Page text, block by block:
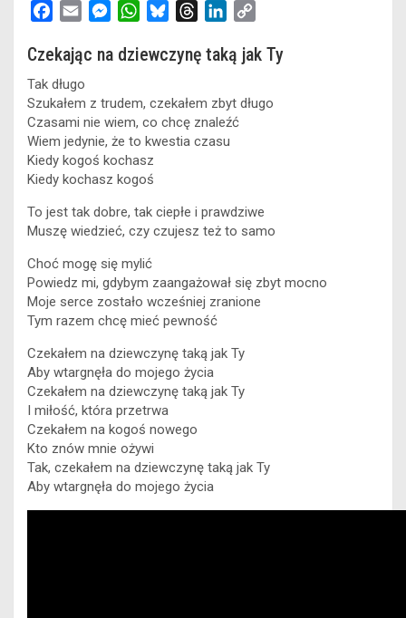
c
e
b
o
o
k
a
l
M
s
e
n
g
e
r
W
a
s
A
p
p
u
s
k
y
r
a
d
s
n
e
d
I
p
L
Czekając na dziewczynę taką jak Ty
Tak długo
Szukałem z trudem, czekałem zbyt długo
Czasami nie wiem, co chcę znaleźć
Wiem jedynie, że to kwestia czasu
Kiedy kogoś kochasz
Kiedy kochasz kogoś
To jest tak dobre, tak ciepłe i prawdziwe
Muszę wiedzieć, czy czujesz też to samo
Choć mogę się mylić
Powiedz mi, gdybym zaangażował się zbyt mocno
Moje serce zostało wcześniej zranione
Tym razem chcę mieć pewność
Czekałem na dziewczynę taką jak Ty
Aby wtargnęła do mojego życia
Czekałem na dziewczynę taką jak Ty
I miłość, która przetrwa
Czekałem na kogoś nowego
Kto znów mnie ożywi
Tak, czekałem na dziewczynę taką jak Ty
Aby wtargnęła do mojego życia